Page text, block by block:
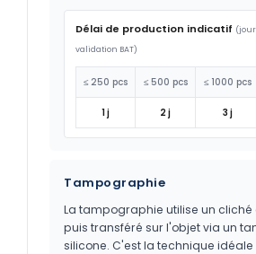
Délai de production indicatif
validation BAT)
≤ 250 pcs ≤ 500 pcs ≤ 1000 pcs
1 j 2 j 3 j
Tampographie
La tampographie utilise un
puis transféré sur l'objet via un
silicone. C'est la technique